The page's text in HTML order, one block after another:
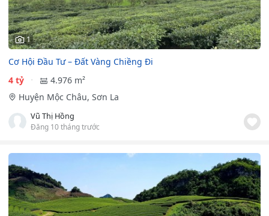
1
Cơ Hội Đầu Tư – Đất Vàng Chiềng Đi
4 tỷ
4.976 m²
Huyện Mộc Châu, Sơn La
Vũ Thị Hồng
Đăng 10 tháng trước